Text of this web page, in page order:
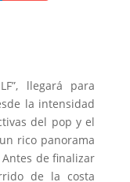
llegará para
la intensidad
del pop y el
rico panorama
de finalizar
de la costa